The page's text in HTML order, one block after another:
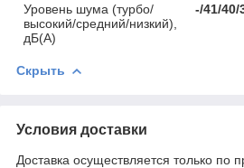
Уровень шума (турбо/
высокий/средний/низкий),
дБ(А)
-/41/40/
Скрыть
Условия доставки
Доставка осуществляется только по